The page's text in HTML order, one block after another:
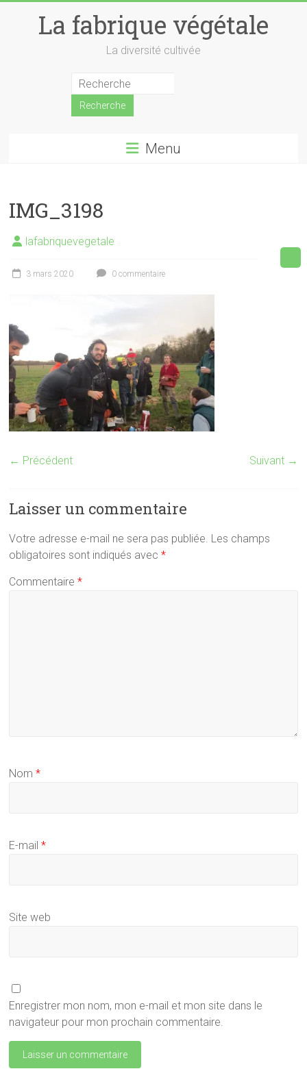
La fabrique végétale
La diversité cultivée
Menu
IMG_3198
lafabriquevegetale
3 mars 2020 0 commentaire
← Précédent Suivant →
Laisser un commentaire
Votre adresse e-mail ne sera pas publiée. Les champs
obligatoires sont indiqués avec*
Commentaire*
Nom*
E-mail*
Site web
Enregistrer mon nom, mon e-mail et mon site dans le
navigateur pour mon prochain commentaire.